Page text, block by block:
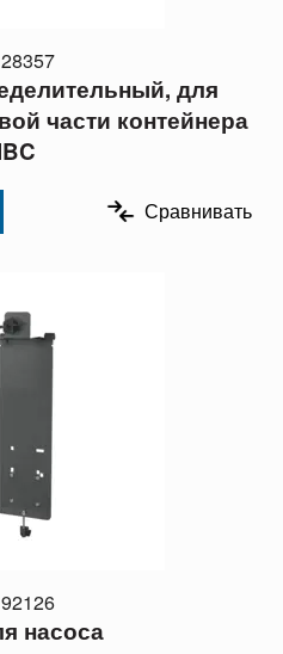
28357
для
части контейнера
Сравнивать
92126
насоса